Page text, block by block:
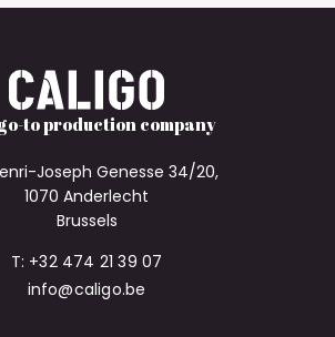
to production company
Joseph Genesse 34/20,
1070 Anderlecht
Brussels
T: +32 474 21 39 07
info@caligo.be